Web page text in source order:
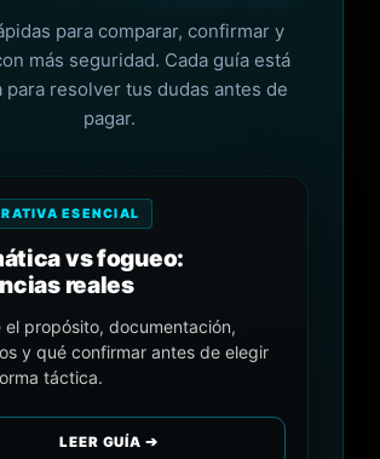
para comparar, confirmar y
más seguridad. Cada guía está
para resolver tus dudas antes de
pagar.
ESENCIAL
vs fogueo:
reales
el propósito, documentación,
y qué confirmar antes de elegir
táctica.
LEER GUÍA ➔